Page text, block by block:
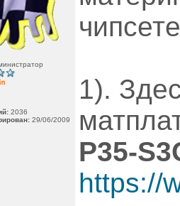
2036
29/06/2009
1).
P35-
https://